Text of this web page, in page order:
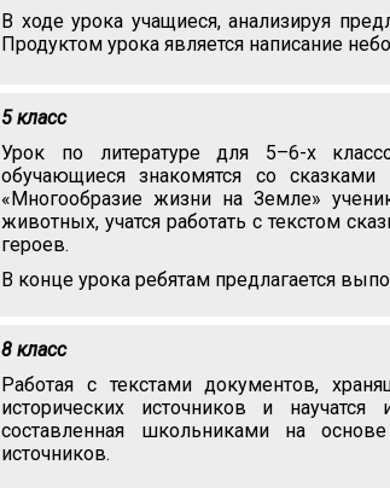
В ходе урока учащиеся, анализируя
Продуктом урока является написание
5 класс
Урок по литературе для 5–6-х
обучающиеся знакомятся со
«Многообразие жизни на Земле»
животных, учатся работать с текстом
героев.
В конце урока ребятам предлагается
8 класс
Работая с текстами документов,
исторических источников и
составленная школьниками на
источников.